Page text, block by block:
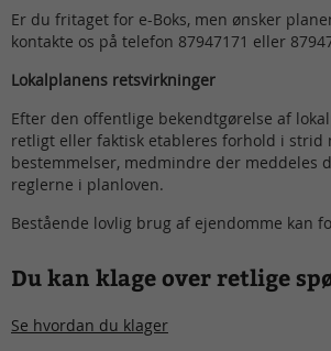
Er du fritaget for e-Boks, men ønsker
kontakte os på telefon 87947171 eller
Lokalplanens retsvirkninger
Efter den offentlige bekendtgørelse af
retligt eller faktisk etableres forhold i strid
bestemmelser, medmindre der meddeles
reglerne i planloven.
Bestående lovlig brug af ejendomme kan
Du kan klage over retlige
Se hvordan du klager